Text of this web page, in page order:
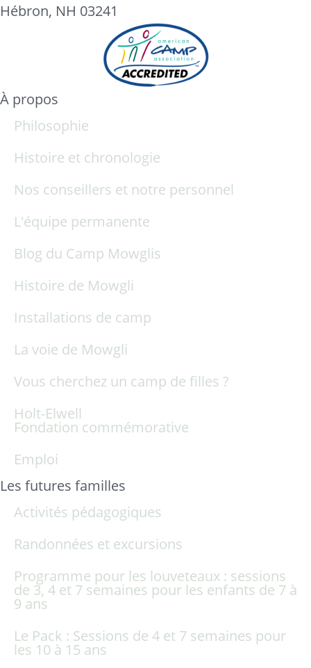
Hébron, NH 03241
À propos
Philosophie
Histoire et chronologie
Nos conseillers et notre personnel
L'équipe permanente
Blog du Camp Mowglis
Histoire de Mowgli
Installations de camp
La voie de Mowgli
Vous cherchez un camp de filles ?
Holt-Elwell
Fondation commémorative
Emploi
Les futures familles
Activités pédagogiques
Randonnées et excursions
Programme pour les louveteaux : sessions
de 3, 4 et 7 semaines pour les enfants de 7 à
9 ans
Le Pack : Sessions de 4 et 7 semaines pour
les 10 à 15 ans